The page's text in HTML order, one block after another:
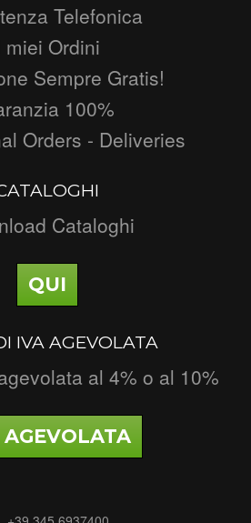
Telefonica
miei Ordini
Sempre Gratis!
100%
Orders - Deliveries
Cataloghi
QUI
IVA AGEVOLATA
al 4% o al 10%
AGEVOLATA